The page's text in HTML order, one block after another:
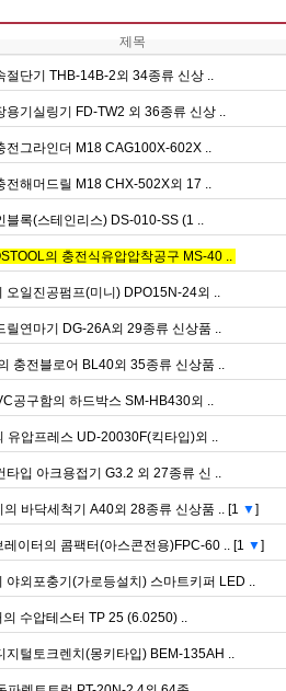
제목
절단기THB-14B-2외34종류신상..
용기실링기FD-TW2외36종류신상..
전그라인더M18CAG100X-602X..
전해머드릴M18CHX-502X외17..
블록(스테인리스)DS-010-SS(1..
의충전식유압압착공구MS-40..
오일진공펌프(미니)DPO15N-24외..
릴연마기DG-26A외29종류신상품..
충전블로어BL40외35종류신상품..
공구함의하드박스SM-HB430외..
유압프레스UD-20030F(킥타입)외..
타입아크용접기G3.2외27종류신..
의바닥세척기A40외28종류신상품.. [1 ▼]
레이터의콤팩터(아스콘전용)FPC-60.. [1 ▼]
야외포충기(가로등설치)스마트키퍼LED..
의수압테스터TP25(6.0250)..
지털토크렌치(몽키타입)BEM-135AH..